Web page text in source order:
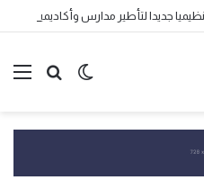
بحث
الوضع